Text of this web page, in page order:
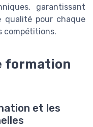
garantissant
qualité pour chaque
compétitions.
formation
et les